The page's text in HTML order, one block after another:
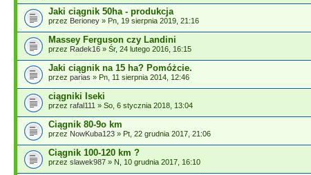
Jaki ciągnik 50ha - produkcja
przez Berioney » Pn, 19 sierpnia 2019, 21:16
Massey Ferguson czy Landini
przez Radek16 » Śr, 24 lutego 2016, 16:15
Jaki ciągnik na 15 ha? Pomóżcie.
przez parias » Pn, 11 sierpnia 2014, 12:46
ciągniki Iseki
przez rafal111 » So, 6 stycznia 2018, 13:04
Ciągnik 80-9o km
przez NowKuba123 » Pt, 22 grudnia 2017, 21:06
Ciągnik 100-120 km ?
przez slawek987 » N, 10 grudnia 2017, 16:10